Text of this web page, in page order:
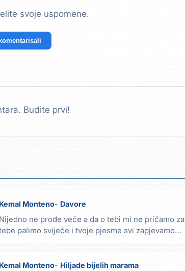
svoje uspomene.
Budite prvi!
Kemal Monteno Davore
Nijedno ne prođe veče a da o tebi mi ne pričamo za
palimo svijeće i tvoje pjesme svi zapjevamo
Kemal Monteno Hiljade bijelih marama